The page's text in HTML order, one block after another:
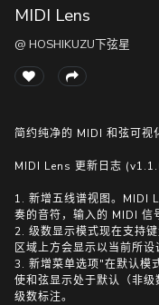
随
听
听
MIDI Lens
@ HOSHIKUZU下弦星
简约纯净的 MIDI 和弦可视
MIDI Lens 更新日志
1. 新增五线谱视图。MIDI
奏的音符，输入的 MIDI 信
2. 级数显示模式现在支持
区域上方会显示以当前所设
3. 新增菜单选项"在默认模
使和弦显示处于默认（非
级数标注。